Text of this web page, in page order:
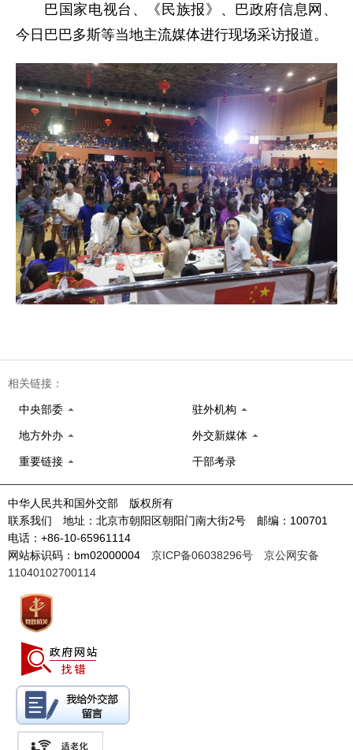
巴国家电视台、《民族报》、巴政府信息网、
今日巴巴多斯等当地主流媒体进行现场采访报道。
相关链接：
中央部委 驻外机构
地方外办 外交新媒体
重要链接 干部考录
中华人民共和国外交部 版权所有
联系我们 地址：北京市朝阳区朝阳门南大街2号 邮编：100701
电话：+86-10-65961114
网站标识码：bm02000004 京ICP备06038296号
京公网安备
11040102700114